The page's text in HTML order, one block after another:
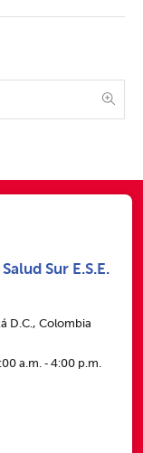
Sur E.S.E.
D.C., Colombia
a.m. ‑ 4:00 p.m.